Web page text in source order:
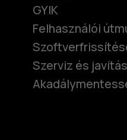
GYIK
Felhasználói
Szerviz és javítás